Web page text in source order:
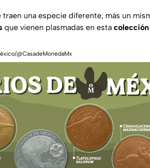
una especie diferente, más un
que vienen plasmadas en esta colección
@CasadeMonedaMx